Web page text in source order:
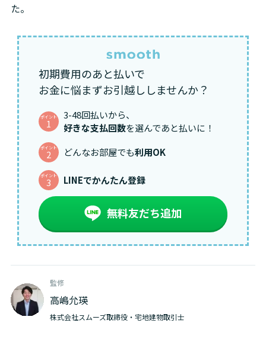
た。
初期費用のあと払いで
お金に悩まずお引越ししませんか？
ポイント
1
3-48回払いから、
好きな支払回数を選んであと払いに！
ポイント
2 どんなお部屋でも利用OK
ポイント
3 LINEでかんたん登録
無料友だち追加
監修
高嶋允瑛
株式会社スムーズ取締役・宅地建物取引士